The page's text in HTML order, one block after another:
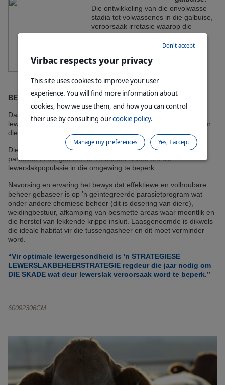
Die ontwikkeling van die onvolwasse
stadia tot volwassenes in die galbuise,
veroorsaak irretasie waarop die
liggaam reageer. Die galbuise verdik
en kan later selfs ‘n sogenaamde
afgesluit word, sodat dit nie meer
galbuis nie
BEH EER STRATEGIE
Daar is geen kits oplossing vir lewerslak nie. Effektiewe
lewerslakbeheer is ’n uitdaging wat noukeurig en nougeset deur
die jaar aangespreek moet word.
Die beheer strategie moet daarop gerig wees beide die aantal
parasiete in die gasheer te verminder asook om die
lewerslakpopulasie in die omgewing te beperk.
Navorsing en ervaring het bewys dat effektiewe en volhoubare
beheer gebaseer is op ’n geïntegreerde parasietprogram wat
onder andere chemiese beheer (dit is dosering van diere),
weidingbestuur, afkamping van besmette areas waar moontlik en
die herstel van lekkende krippe insluit. Laasgenoemde is dikwels
die ideale habitat vir die tussengasheer en dit moet verminder
word.
“Vir optimale lewergesondheid is 'n STRATEGIESE
LEWERSLAKBEHEERSTRATEGIE regdeur die jaar nodig om
DIE SKADE wat deur lewerslak veroorsaak word te beperk.”
60092306CM
Virbac respects your privacy
This site uses cookies to improve your user
experience. You will find more information about
cookies, how we use them, and how you can control
their use by consulting ourcookie policy.
Don't accept
Yes, I accept
Manage my preferences